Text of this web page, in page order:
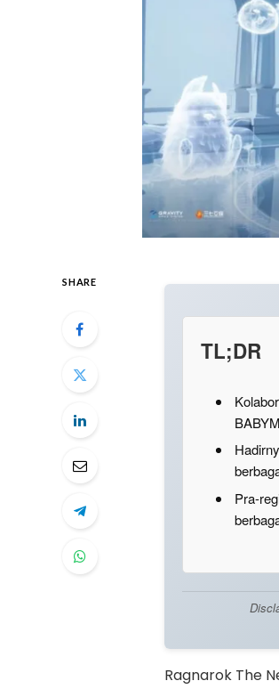
SHARE
TL;DR
Pra-
Ragnarok The